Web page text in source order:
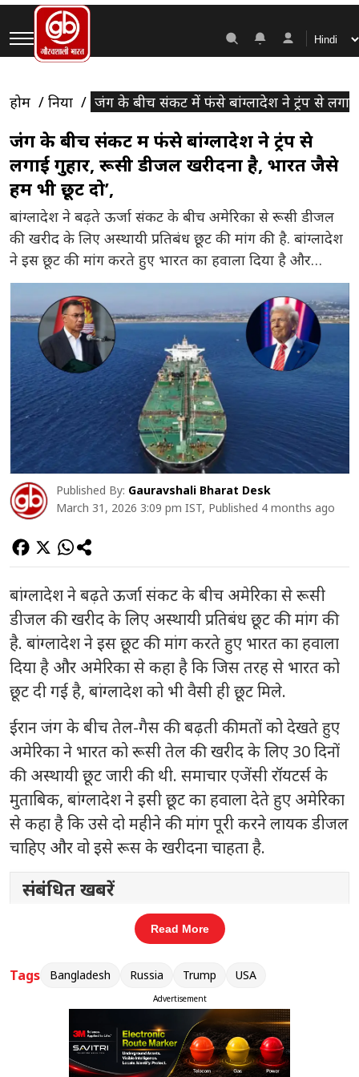
होम दुनिया जंग के बीच संकट में फंसे बांग्लादेश ने ट्रंप से
जंग के बीच संकट में फंसे बांग्लादेश ने ट्रंप से
लगाई गुहार, रूसी डीजल खरीदना है, भारत जैसे
हमें भी छूट दो’,
बांग्लादेश ने बढ़ते ऊर्जा संकट के बीच अमेरिका से रूसी डीजल
की खरीद के लिए अस्थायी प्रतिबंध छूट की मांग की है. बांग्लादेश
ने इस छूट की मांग करते हुए भारत का हवाला दिया है और
अमेरिका से कहा है कि जिस तरह से भारत को छूट दी गई है,
बांग्लादेश को भी वैसी ही छूट मिले.
Published By: Gauravshali Bharat Desk
March 31, 2026 3:09 pm IST, Published 4 months ago
बांग्लादेश ने बढ़ते ऊर्जा संकट के बीच अमेरिका से रूसी
डीजल की खरीद के लिए अस्थायी प्रतिबंध छूट की मांग की
है. बांग्लादेश ने इस छूट की मांग करते हुए भारत का हवाला
दिया है और अमेरिका से कहा है कि जिस तरह से भारत को
छूट दी गई है, बांग्लादेश को भी वैसी ही छूट मिले.
ईरान जंग के बीच तेल-गैस की बढ़ती कीमतों को देखते हुए
अमेरिका ने भारत को रूसी तेल की खरीद के लिए 30 दिनों
की अस्थायी छूट जारी की थी. समाचार एजेंसी रॉयटर्स के
मुताबिक, बांग्लादेश ने इसी छूट का हवाला देते हुए अमेरिका
से कहा है कि उसे दो महीने की मांग पूरी करने लायक डीजल
चाहिए और वो इसे रूस के खरीदना चाहता है.
संबंधित खबरें
भारत समेत बांग्लादेश-पाकिस्तान में यूसीसी
की जरूरत: तसलीमा नसरीन
बांग्लादेश ने भारत को दी गई छूट जैसी ही व्यवस्था की मांग
की है और प्रस्ताव रखा है कि वो अधिकतम 6 लाख मीट्रिक
Read More
Tags Bangladesh Russia Trump USA
Advertisement